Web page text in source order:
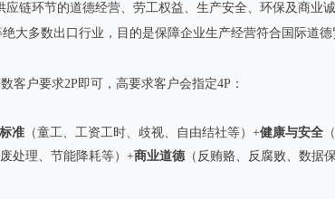
应链环节的道德经营、劳工权益、生产安全、环保及商业
多数出口行业，目的是保障企业生产经营符合国际道德
客户要求2P即可，高要求客户会指定4P：
准 （童工、工资工时、歧视、自由结社等）+健康与安全
废处理、节能降耗等）+商业道德（反贿赂、反腐败、数据